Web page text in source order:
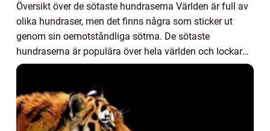
Översikt över de sötaste hundraserna Världen är full av
olika hundraser, men det finns några som sticker ut
genom sin oemotståndliga sötma. De sötaste
hundraserna är populära över hela världen och lockar
till sig människor med sin charm och förtjusan...